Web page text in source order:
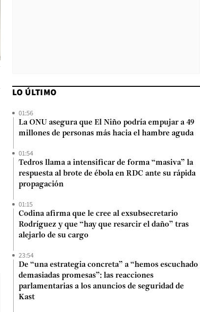
LO ÚLTIMO
01:56
La ONU asegura que El Niño podría empujar a 49
millones de personas más hacia el hambre aguda
01:54
Tedros llama a intensificar de forma “masiva” la
respuesta al brote de ébola en RDC ante su rápida
propagación
01:15
Codina afirma que le cree al exsubsecretario
Rodríguez y que “hay que resarcir el daño” tras
alejarlo de su cargo
23:54
De “una estrategia concreta” a “hemos escuchado
demasiadas promesas”: las reacciones
parlamentarias a los anuncios de seguridad de
Kast